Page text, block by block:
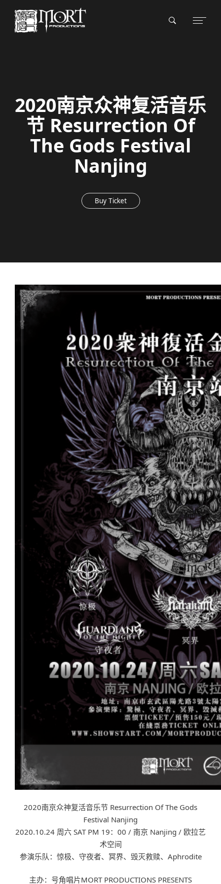
2020南京众神复活音乐
节 Resurrection Of
The Gods Festival
Nanjing
Buy Ticket
2020南京众神复活音乐节 Resurrection Of The Gods
Festival Nanjing
2020.10.24 周六 SAT PM 19：00 / 南京 Nanjing / 欧拉艺
术空间
参演乐队：惊极、守夜者、冥界、毁灭救赎、Aphrodite
主办：号角唱片MORT PRODUCTIONS PRESENTS